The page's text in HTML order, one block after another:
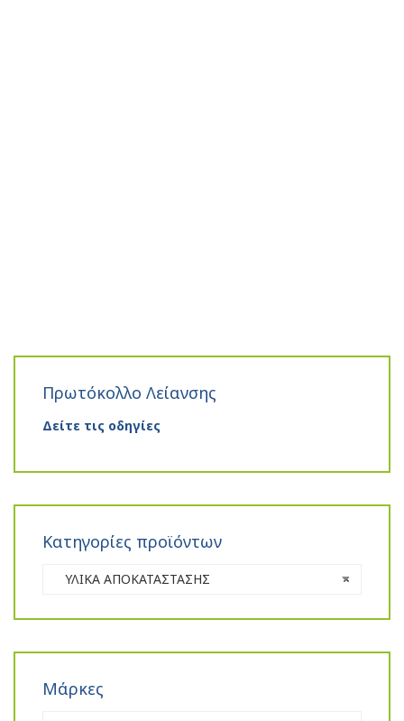
Πρωτόκολλο Λείανσης
Δείτε τις οδηγίες
Κατηγορίες προϊόντων
×
ΥΛΙΚΑ ΑΠΟΚΑΤΑΣΤΑΣΗΣ
Μάρκες